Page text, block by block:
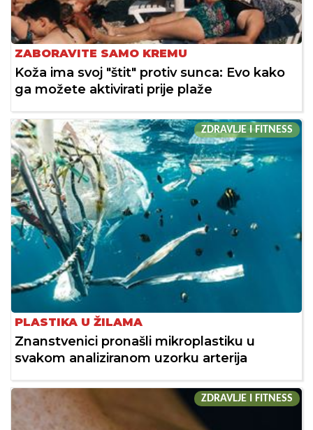
ZABORAVITE SAMO KREMU
Koža ima svoj "štit" protiv sunca: Evo kako
ga možete aktivirati prije plaže
ZDRAVLJE I FITNESS
PLASTIKA U ŽILAMA
Znanstvenici pronašli mikroplastiku u
svakom analiziranom uzorku arterija
ZDRAVLJE I FITNESS